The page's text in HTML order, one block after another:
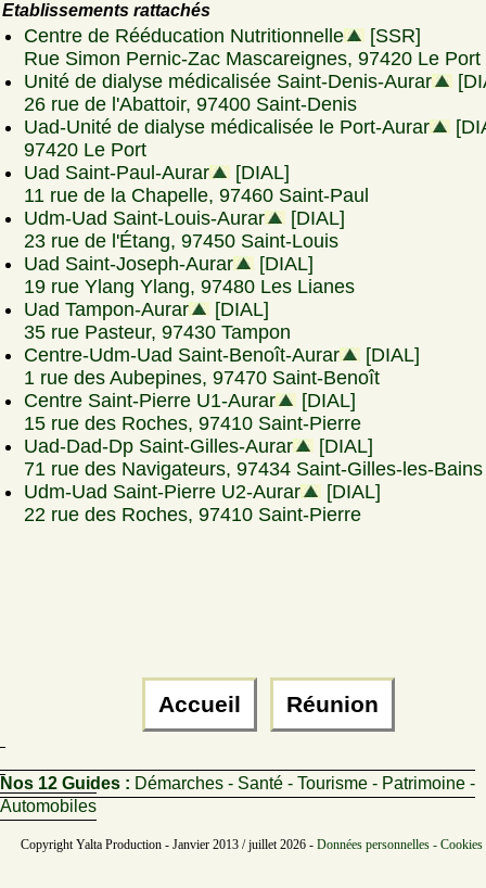
Etablissements rattachés
Centre de Rééducation Nutritionnelle
[SSR]
Rue Simon Pernic-Zac Mascareignes, 97420 Le Port
Unité de dialyse médicalisée Saint-Denis-Aurar
26 rue de l'Abattoir, 97400 Saint-Denis
Uad-Unité de dialyse médicalisée le Port-Aurar
97420 Le Port
Uad Saint-Paul-Aurar
[DIAL]
11 rue de la Chapelle, 97460 Saint-Paul
Udm-Uad Saint-Louis-Aurar
[DIAL]
23 rue de l'Étang, 97450 Saint-Louis
Uad Saint-Joseph-Aurar
[DIAL]
19 rue Ylang Ylang, 97480 Les Lianes
Uad Tampon-Aurar
[DIAL]
35 rue Pasteur, 97430 Tampon
Centre-Udm-Uad Saint-Benoît-Aurar
[DIAL]
1 rue des Aubepines, 97470 Saint-Benoît
Centre Saint-Pierre U1-Aurar
[DIAL]
15 rue des Roches, 97410 Saint-Pierre
Uad-Dad-Dp Saint-Gilles-Aurar
[DIAL]
71 rue des Navigateurs, 97434 Saint-Gilles-les-Bains
Udm-Uad Saint-Pierre U2-Aurar
[DIAL]
22 rue des Roches, 97410 Saint-Pierre
Accueil Réunion
Nos 12 Guides : Démarches - Santé - Tourisme - Patrimoine -
Automobiles
Copyright Yalta Production - Janvier 2013 / juillet 2026 - Données personnelles -